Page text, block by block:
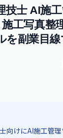
技士 AI施
施工写真整
を副業目
向けにAI施工管